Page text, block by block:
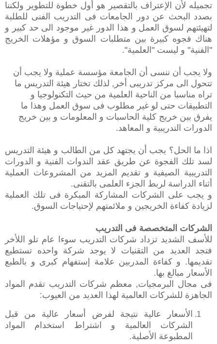
تجميله لأن الإعتراف بالتقصير هو أول خطوة للتطوير ولكننا
بصدد البحث عن دور الجامعات فى التدريب الفنى للطلبة
لتهيئتهم لسوق العمل و هذا الدور غير موجود الى حد كبير و
هناك فجوه كبيرة بين متطلبات السوق و مؤهلات الخريج
"الفنية" و ليست "العلمية".‬
ولا يجب أن ننسى أن الجامعة مؤسسة عملية ولا يجب أن
تتحول الى مركز تدريبى أخر, لذلك تختار هيئة التدريس ما
تراه مناسبا من الناحية العلمية من حيث التكنولوجيا و
التطبيقات حتى لو غير مطلوب فى سوق العمل وهذا ما
يفرق بين خريج كلية الحاسبات و المعلومات و بين خريج
الدورات التدريبية و المعاهد. ‬
اذا ما الحل؟ يجب أن يجتهد كل من الطالب و هيئة التدريس
لسد تلك الفجوة عن طريق عقد الندوات الفنية و الدورات
التدريبية الصيفية و تقديم المزيد من المشروعات العملية
أثناء الدراسة لربط الجزء العلمى بالتقنى.‬
‫و يجب على الشركات المشاركة المبكرة فى تلك العملية
لزيادة كفاءة الخريجين و ملائمتهم لإحتياجات السوق.‬
الشركات المتخصصة فى التدريب‬
‫للأسف الشديد تزداد شركات التدريب سوءا عام تلو اللأخر
فتجد العديد من التقنيات لا يوجد شركة واحده تستطيع
تقديمها. و كفاءة المدربين علامة إستفهام كبرى و بالطبع
الأسعار مبالغ بها.‬
‫فى مجال البرمجيات, معظم شركات التدريب تقدم المواد
الجاهزة للشركات العالمية لهذا العديد من العيوب:
‫الأسعار عالية نتيجة لفرض أسعار عالية من قبل
الشركات العالمية و اشتراط استخدام المواد
المطبوعة الأصلية‬.